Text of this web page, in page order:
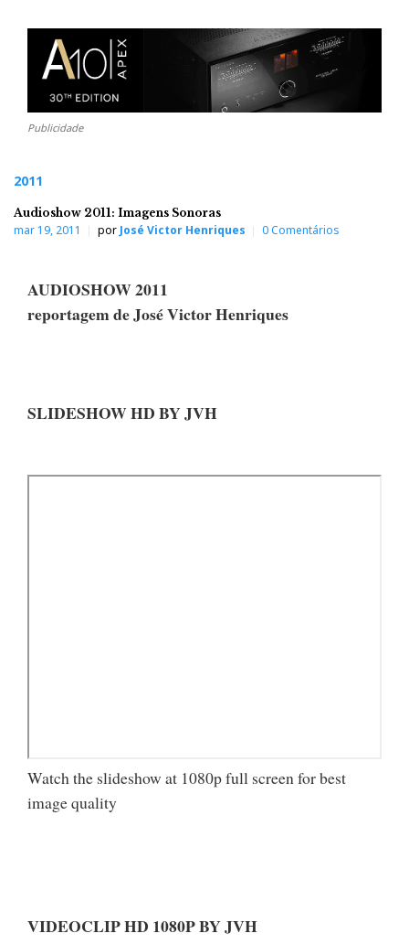
Publicidade
2011
Audioshow 2011: Imagens Sonoras
mar 19, 2011 por José Victor Henriques 0 Comentários
AUDIOSHOW 2011
reportagem de José Victor Henriques
SLIDESHOW HD BY JVH
Watch the slideshow at 1080p full screen for best
image quality
VIDEOCLIP HD 1080P BY JVH